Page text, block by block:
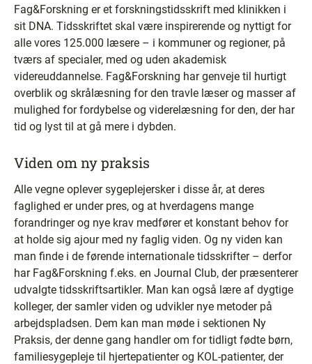
Fag&Forskning er et forskningstidsskrift med klinikken i
sit DNA. Tidsskriftet skal være inspirerende og nyttigt for
alle vores 125.000 læsere – i kommuner og regioner, på
tværs af specialer, med og uden akademisk
videreuddannelse. Fag&Forskning har genveje til hurtigt
overblik og skrålæsning for den travle læser og masser af
mulighed for fordybelse og viderelæsning for den, der har
tid og lyst til at gå mere i dybden.
Viden om ny praksis
Alle vegne oplever sygeplejersker i disse år, at deres
faglighed er under pres, og at hverdagens mange
forandringer og nye krav medfører et konstant behov for
at holde sig ajour med ny faglig viden. Og ny viden kan
man finde i de førende internationale tidsskrifter – derfor
har Fag&Forskning f.eks. en Journal Club, der præsenterer
udvalgte tidsskriftsartikler. Man kan også lære af dygtige
kolleger, der samler viden og udvikler nye metoder på
arbejdspladsen. Dem kan man møde i sektionen Ny
Praksis, der denne gang handler om for tidligt fødte børn,
familiesygepleje til hjertepatienter og KOL-patienter, der